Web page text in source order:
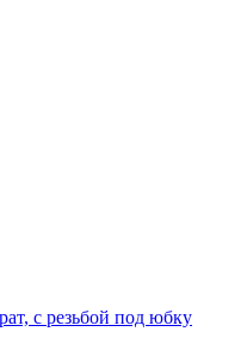
с резьбой под юбку